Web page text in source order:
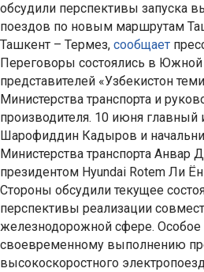
обсудили перспективы запуска
поездов по новым маршрутам
Ташкент – Термез, сообщает
Переговоры состоялись в Южной
представителей «Узбекистон
Министерства транспорта и
производителя. 10 июня
Шарофиддин Кадыров и
Министерства транспорта Анвар
президентом Hyundai Rotem Ли
Стороны обсудили текущее
перспективы реализации
железнодорожной сфере.
своевременному выполнению
высокоскоростного